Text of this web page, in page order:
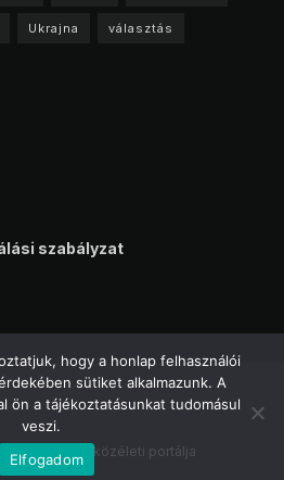
Ukrajna választás
szabályzat
online közéleti portálja
hogy a honlap felhasználói
sütiket alkalmazunk. A
ön a tájékoztatásunkat tudomásul
veszi.
Elfogadom